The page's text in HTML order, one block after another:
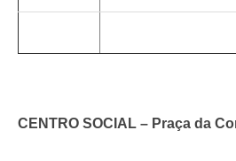
CENTRO SOCIAL – Praça da